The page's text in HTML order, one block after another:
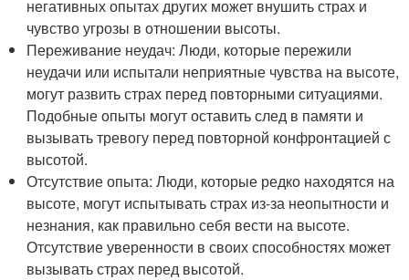
негативных опытах других может внушить страх и
чувство угрозы в отношении высоты.
Переживание неудач: Люди, которые пережили
неудачи или испытали неприятные чувства на высоте,
могут развить страх перед повторными ситуациями.
Подобные опыты могут оставить след в памяти и
вызывать тревогу перед повторной конфронтацией с
высотой.
Отсутствие опыта: Люди, которые редко находятся на
высоте, могут испытывать страх из-за неопытности и
незнания, как правильно себя вести на высоте.
Отсутствие уверенности в своих способностях может
вызывать страх перед высотой.